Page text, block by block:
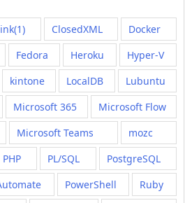
ClosedXML
Docker
Fedora Heroku
Hyper-V
kintone LocalDB
Lubuntu
Microsoft 365
Microsoft Flow
Microsoft Teams
mozc
PHP PL/SQL
PostgreSQL
PowerShell
Ruby